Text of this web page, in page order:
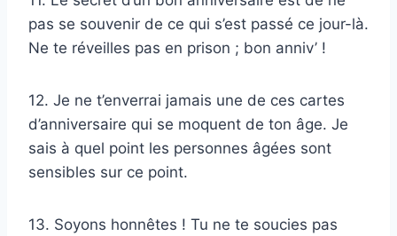
pas se souvenir de ce qui s’est passé ce jour-là.
Ne te réveilles pas en prison ; bon anniv’ !
12. Je ne t’enverrai jamais une de ces cartes
d’anniversaire qui se moquent de ton âge. Je
sais à quel point les personnes âgées sont
sensibles sur ce point.
13. Soyons honnêtes ! Tu ne te soucies pas